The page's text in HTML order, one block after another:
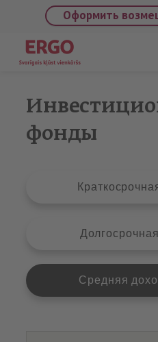
Оформить
фонды
Средняя